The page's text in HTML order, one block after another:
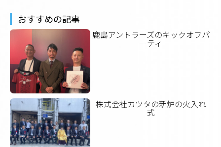
おすすめの記事
鹿島アントラーズのキックオフパ
ーティ
株式会社カツタの新炉の火入れ
式